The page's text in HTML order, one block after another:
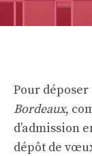
Pour déposer
Bordeaux,
d’admission
dépôt de